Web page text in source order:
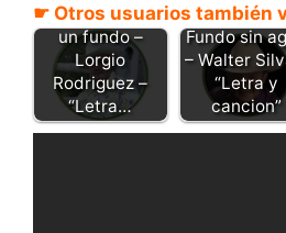
☛ Otros usuarios también
Yo quiero tener
un fundo –
Lorgio
Rodriguez –
“Letra…
Fundo sin
– Walter
“Letra y
cancion”